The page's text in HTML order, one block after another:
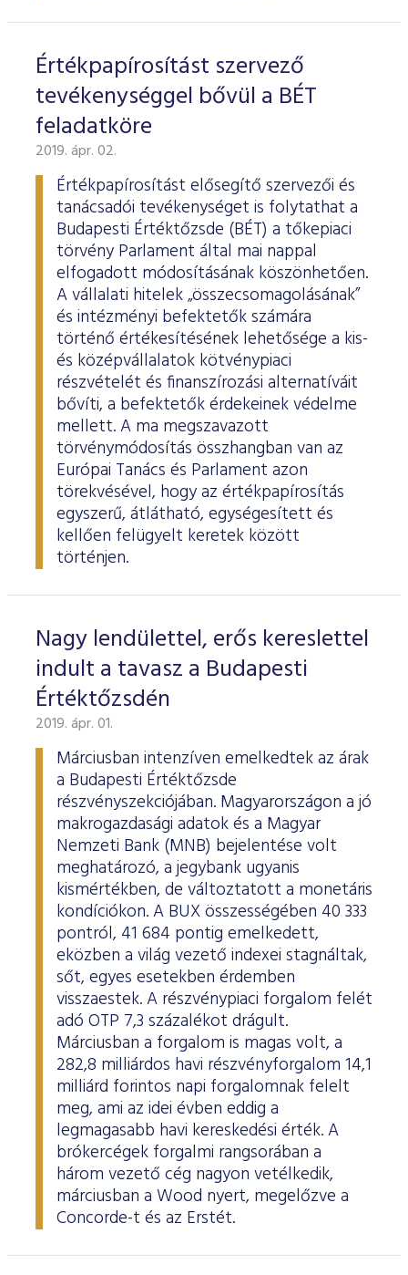
Értékpapírosítást szervező
tevékenységgel bővül a BÉT
feladatköre
2019. ápr. 02.
Értékpapírosítást elősegítő szervezői és
tanácsadói tevékenységet is folytathat a
Budapesti Értéktőzsde (BÉT) a tőkepiaci
törvény Parlament által mai nappal
elfogadott módosításának köszönhetően.
A vállalati hitelek „összecsomagolásának”
és intézményi befektetők számára
történő értékesítésének lehetősége a kis-
és középvállalatok kötvénypiaci
részvételét és finanszírozási alternatíváit
bővíti, a befektetők érdekeinek védelme
mellett. A ma megszavazott
törvénymódosítás összhangban van az
Európai Tanács és Parlament azon
törekvésével, hogy az értékpapírosítás
egyszerű, átlátható, egységesített és
kellően felügyelt keretek között
történjen.
Nagy lendülettel, erős kereslettel
indult a tavasz a Budapesti
Értéktőzsdén
2019. ápr. 01.
Márciusban intenzíven emelkedtek az árak
a Budapesti Értéktőzsde
részvényszekciójában. Magyarországon a jó
makrogazdasági adatok és a Magyar
Nemzeti Bank (MNB) bejelentése volt
meghatározó, a jegybank ugyanis
kismértékben, de változtatott a monetáris
kondíciókon. A BUX összességében 40 333
pontról, 41 684 pontig emelkedett,
eközben a világ vezető indexei stagnáltak,
sőt, egyes esetekben érdemben
visszaestek. A részvénypiaci forgalom felét
adó OTP 7,3 százalékot drágult.
Márciusban a forgalom is magas volt, a
282,8 milliárdos havi részvényforgalom 14,1
milliárd forintos napi forgalomnak felelt
meg, ami az idei évben eddig a
legmagasabb havi kereskedési érték. A
brókercégek forgalmi rangsorában a
három vezető cég nagyon vetélkedik,
márciusban a Wood nyert, megelőzve a
Concorde-t és az Erstét.